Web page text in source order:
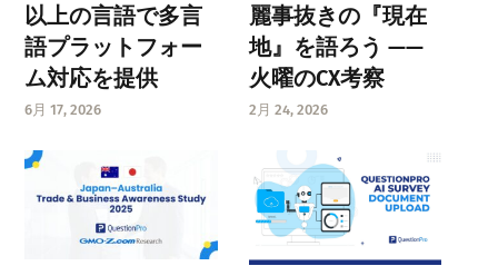
以上の言語で多言
語プラットフォー
ム対応を提供
6月 17, 2026
麗事抜きの『現在
地』を語ろう ——
火曜のCX考察
2月 24, 2026